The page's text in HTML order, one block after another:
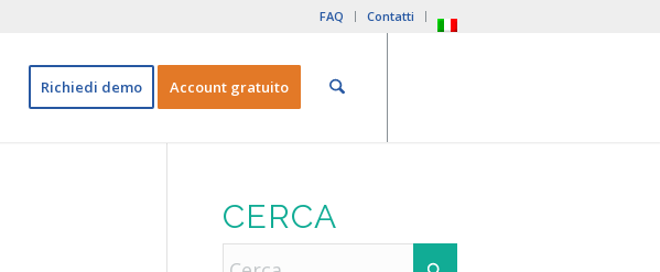
FAQ Contatti
Richiedi demo Account gratuito
CERCA